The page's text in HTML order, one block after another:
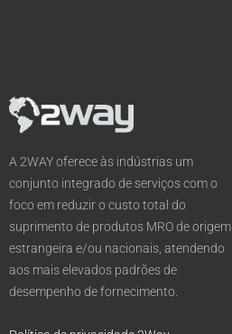
A 2WAY oferece às indústrias um
conjunto integrado de serviços com o
foco em reduzir o custo total do
suprimento de produtos MRO de origem
estrangeira e/ou nacionais, atendendo
aos mais elevados padrões de
desempenho de fornecimento.